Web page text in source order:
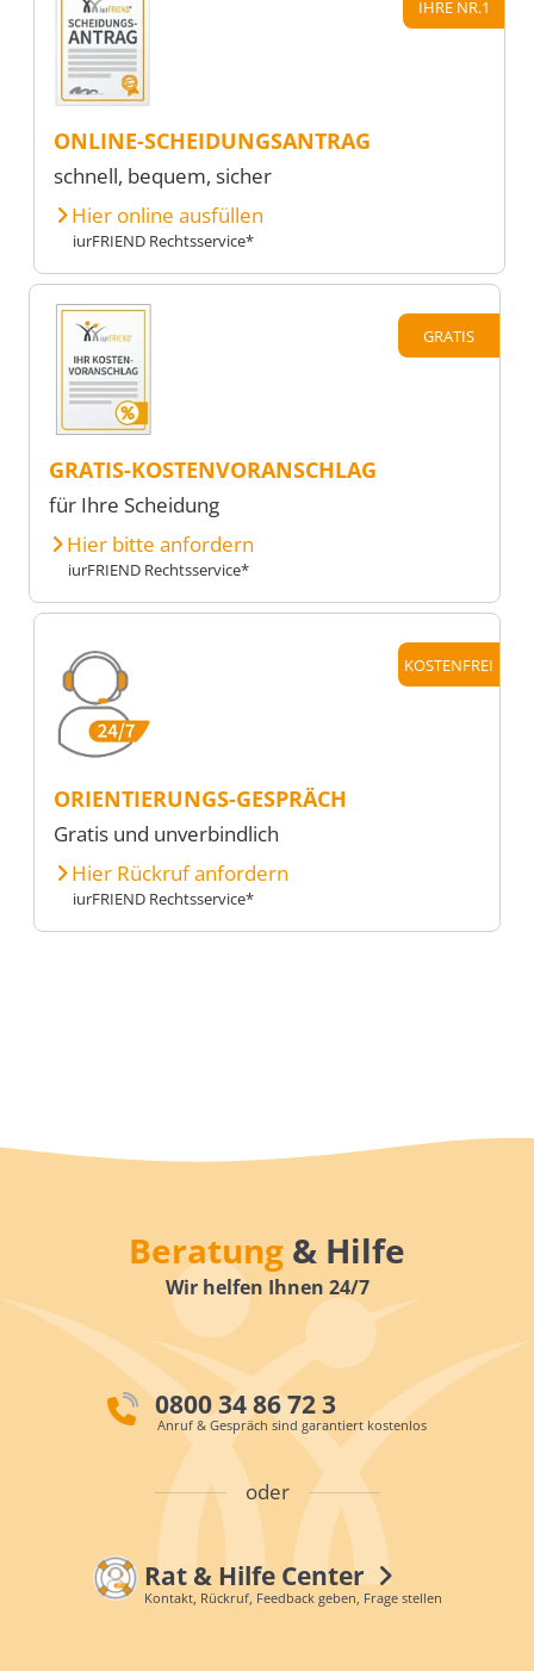
IHRE NR.1
ONLINE-SCHEIDUNGSANTRAG
schnell, bequem, sicher
Hier online ausfüllen
iurFRIEND Rechtsservice*
GRATIS
GRATIS-KOSTENVORANSCHLAG
für Ihre Scheidung
Hier bitte anfordern
iurFRIEND Rechtsservice*
KOSTENFREI
ORIENTIERUNGS-GESPRÄCH
Gratis und unverbindlich
Hier Rückruf anfordern
iurFRIEND Rechtsservice*
Beratung & Hilfe
Wir helfen Ihnen 24/7
0800 34 86 72 3
Anruf & Gespräch sind garantiert kostenlos
oder
Rat & Hilfe Center
Kontakt, Rückruf, Feedback geben, Frage stellen